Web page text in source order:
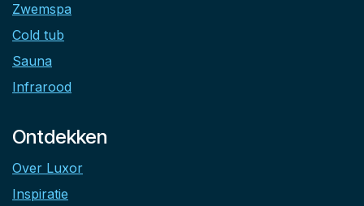
Zwemspa
Cold tub
Sauna
Infrarood
Ontdekken
Over Luxor
Inspiratie